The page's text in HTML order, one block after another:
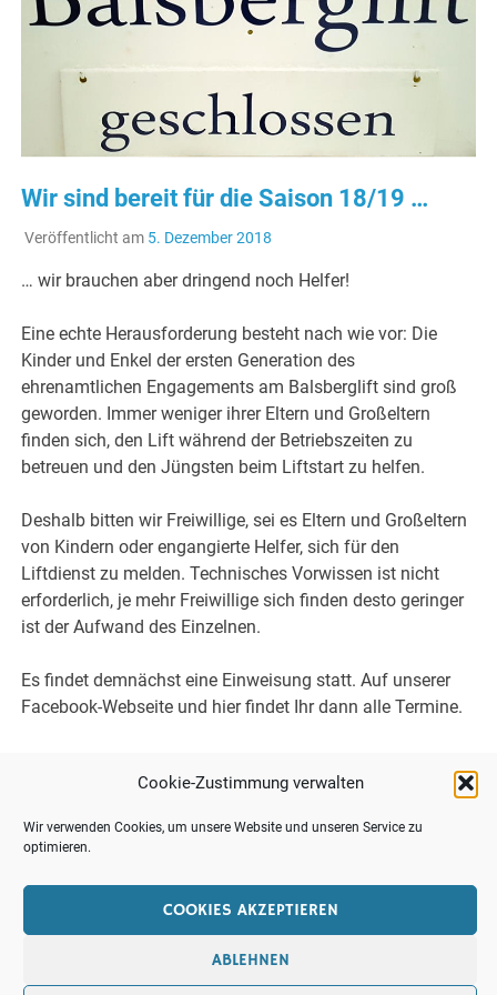
Cookie-Zustimmung verwalten
Wir verwenden Cookies, um unsere Website und unseren Service zu
optimieren.
COOKIES AKZEPTIEREN
ABLEHNEN
Wir sind bereit für die Saison 18/19 …
Veröffentlicht am 5. Dezember 2018
… wir brauchen aber dringend noch Helfer!
Eine echte Herausforderung besteht nach wie vor: Die
Kinder und Enkel der ersten Generation des
ehrenamtlichen Engagements am Balsberglift sind groß
geworden. Immer weniger ihrer Eltern und Großeltern
finden sich, den Lift während der Betriebszeiten zu
betreuen und den Jüngsten beim Liftstart zu helfen.
Deshalb bitten wir Freiwillige, sei es Eltern und Großeltern
von Kindern oder engangierte Helfer, sich für den
Liftdienst zu melden. Technisches Vorwissen ist nicht
erforderlich, je mehr Freiwillige sich finden desto geringer
ist der Aufwand des Einzelnen.
Es findet demnächst eine Einweisung statt. Auf unserer
Facebook-Webseite und hier findet Ihr dann alle Termine.
LOGIN
IMPRESSUM